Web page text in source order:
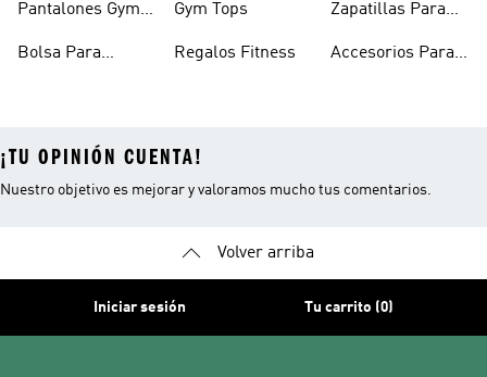
Pantalones Gym
Bolsa Para
Gym Tops
Regalos Fitness
Entrenar Y
Gimnasio
Zapatillas Para
Training Mujer
Accesorios Para
¡TU OPINIÓN CUENTA!
Nuestro objetivo es mejorar y valoramos mucho tus comentarios.
Volver arriba
Iniciar sesión Tu carrito (0)